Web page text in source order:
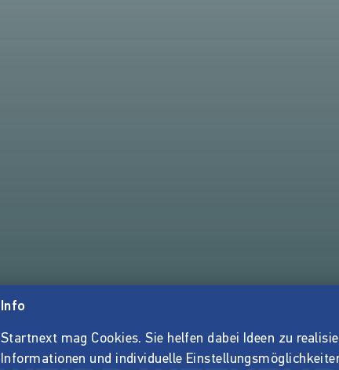
Info
Startnext mag Cookies. Sie helfen dabei Ideen zu
Informationen und individuelle